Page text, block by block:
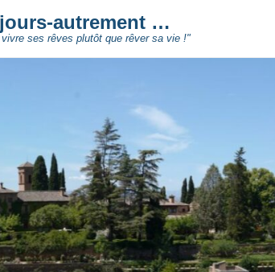
autrement …
ses rêves plutôt que rêver sa vie !"